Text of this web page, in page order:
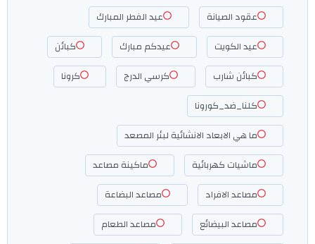
عقود الصيانة
عيد الفطر المبارك
عيد الكويت
عيدكم مبارك
كبائن
كبائن شارب
كرسي الدرج
كرونا
كلنا_ضد_كورونا
ما هي الابعاد الانشائية لبئر المصعد
ماشيات كهربائية
ماكينة مصاعد
مصاعد الافراد
مصاعد البضاعة
مصاعد البيضائع
مصاعد الطعام